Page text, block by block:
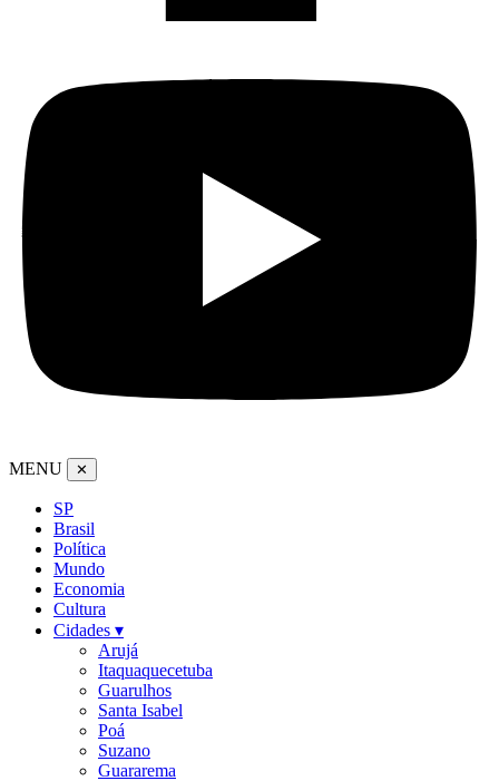
MENU ✕
SP
Brasil
Política
Mundo
Economia
Cultura
Cidades ▾
Arujá
Itaquaquecetuba
Guarulhos
Santa Isabel
Poá
Suzano
Guararema